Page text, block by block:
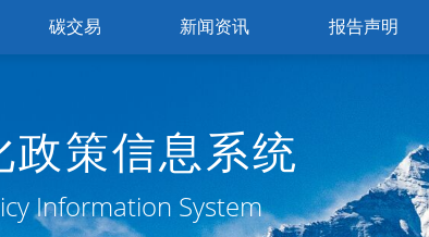
碳交易 新闻资讯 报告声明
策信息系统
Information System